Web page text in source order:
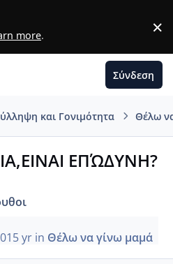
more. ×
Σύνδεση
και Γονιμότητα Θέλω
ΕΠΏΔΥΝΗ?
15 yrin Θέλω να γίνω μαμά